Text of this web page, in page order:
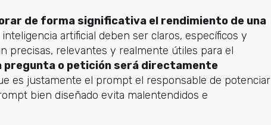
de forma significativa el rendimiento de una
artificial deben ser claros, específicos y
precisas, relevantes y realmente útiles para el
pregunta o petición será directamente
es justamente el prompt el responsable de potenciar
bien diseñado evita malentendidos e